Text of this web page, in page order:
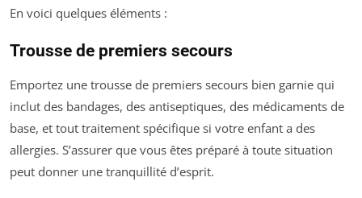
En voici quelques éléments :
Trousse de premiers secours
Emportez une trousse de premiers secours bien garnie qui
inclut des bandages, des antiseptiques, des médicaments de
base, et tout traitement spécifique si votre enfant a des
allergies. S’assurer que vous êtes préparé à toute situation
peut donner une tranquillité d’esprit.